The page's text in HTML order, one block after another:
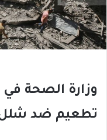
وزارة الصحة
تطعيم ضد شلل